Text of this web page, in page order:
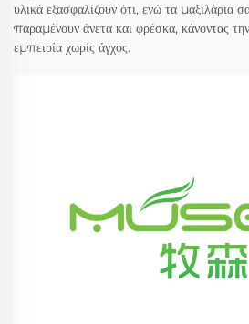
υλικά εξασφαλίζουν ότι, ενώ τα μαξιλάρια
παραμένουν άνετα και φρέσκα, κάνοντας
εμπειρία χωρίς άγχος.